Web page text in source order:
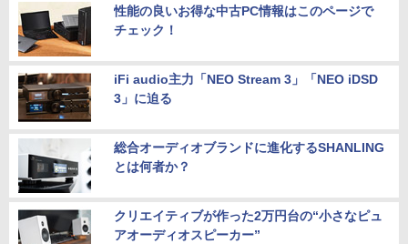
性能の良いお得な中古PC情報はこのページで
チェック！
iFi audio主力「NEO Stream 3」「NEO iDSD
3」に迫る
総合オーディオブランドに進化するSHANLING
とは何者か？
クリエイティブが作った2万円台の“小さなピュ
アオーディオスピーカー”